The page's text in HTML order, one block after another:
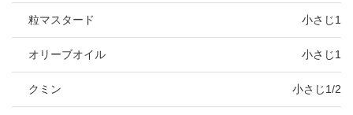
粒マスタード 小さじ1
オリーブオイル 小さじ1
クミン 小さじ1/2